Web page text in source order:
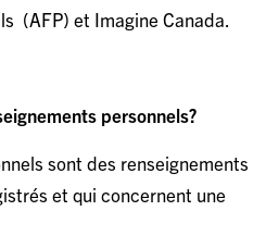
(AFP) et Imagine Canada.
personnels?
sont des renseignements
et qui concernent une